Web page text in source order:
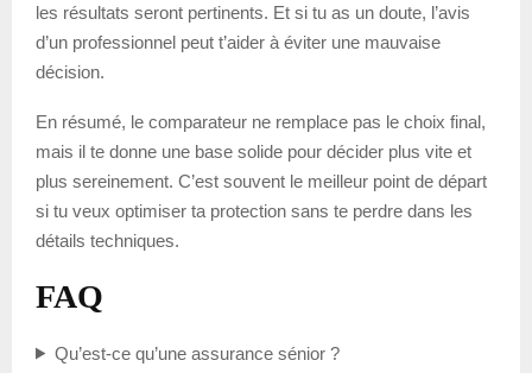
les résultats seront pertinents. Et si tu as un doute, l’avis
d’un professionnel peut t’aider à éviter une mauvaise
décision.
En résumé, le comparateur ne remplace pas le choix final,
mais il te donne une base solide pour décider plus vite et
plus sereinement. C’est souvent le meilleur point de départ
si tu veux optimiser ta protection sans te perdre dans les
détails techniques.
FAQ
Qu’est-ce qu’une assurance sénior ?